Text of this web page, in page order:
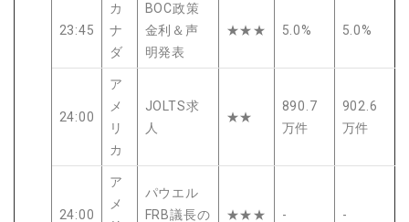
23:45
カ
ナ
ダ
BOC政策
金利＆声
明発表
★★★ 5.0% 5.0%
24:00
ア
メ
リ
カ
JOLTS求
人
★★
890.7
万件
902.6
万件
24:00
ア
メ
パウエル
FRB議長の
★★★ - -